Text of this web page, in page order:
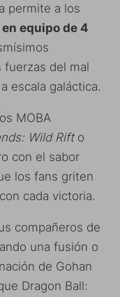
permite a los
equipo de 4
fuerzas del mal
escala galáctica.
MOBA
Wild Rifto
con el sabor
los fans griten
cada victoria.
compañeros de
una fusión o
de Gohan
Dragon Ball: